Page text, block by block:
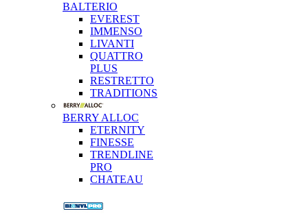
BALTERIO
EVEREST
IMMENSO
LIVANTI
QUATTRO
PLUS
RESTRETTO
TRADITIONS
BERRY ALLOC
ETERNITY
FINESSE
TRENDLINE
PRO
CHATEAU